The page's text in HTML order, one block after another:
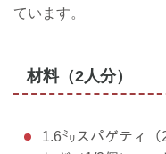
ています。
材料（2人分）
1.6㍉スパゲティ